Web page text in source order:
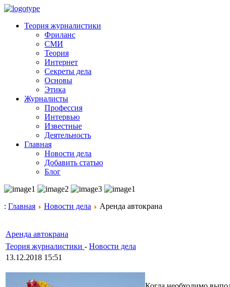
Теория журналистики
Фриланс
СМИ
Теория
Интернет
Секреты дела
Основы
Этика
Журналисты
Профессия
Интервью
Известные
Деятельность
Главная
Новости дела
Добавить статью
Блог
: Главная Новости дела Аренда автокрана
Аренда автокрана
Теория журналистики - Новости дела
13.12.2018 15:51